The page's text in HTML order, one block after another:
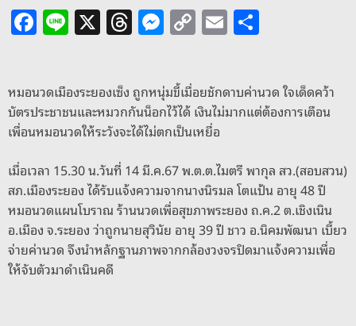
m
o
F
a
e
b
o
o
k
Li
n
X T
h
a
d
s
M
e
ss
e
n
g
er
C
o
y
Li
n
k
E
m
l e
หมอนวดเมืองระยองเซ็ง ถูกหนุ่มขี้เมื่อยชักดาบค่านวด ใจเด็ดคว้า
บัตรประชาชนและหมวกกันน็อกไว้ได้ เงินไม่มากแต่ต้องการเตือน
เพื่อนหมอนวดให้ระวังจะได้ไม่ตกเป็นเหยื่อ
เมื่อเวลา 15.30 น.วันที่ 14 มี.ค.67 พ.ต.ต.ไมตรี พากุล สว.(สอบสวน)
สภ.เมืองระยอง ได้รับแจ้งความจากนางนิรมล โตแป้น อายุ 48 ปี
หมอนวดแผนโบราณ ร้านนวดเพื่อสุขภาพระยอง ถ.ค.2 ต.เชิงเนิน
อ.เมือง จ.ระยอง ว่าถูกนายสุวินัย อายุ 39 ปี ชาว อ.นิคมพัฒนา เบี้ยว
จ่ายค่านวด จึงนำหลักฐานภาพจากกล้องวงจรปิดมาแจ้งความเพื่อ
ให้จับตัวมาดำเนินคดี